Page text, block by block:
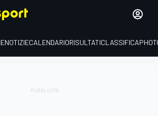
NOTIZIECALENDARIORISULTATICLASSIFICA